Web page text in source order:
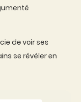
de voir ses
se révéler en